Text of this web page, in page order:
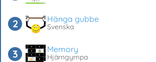
Hänga gubbe
Svenska
Memory
Hjärngympa